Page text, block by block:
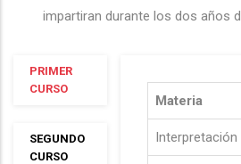
impartiran durante los dos años
PRIMER
CURSO
SEGUNDO
CURSO
Materia
Interpretación